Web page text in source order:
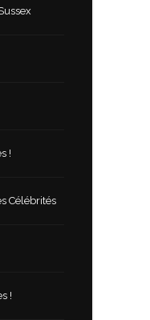
!
Célébrités
!